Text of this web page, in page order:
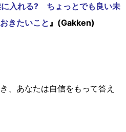
入れる? ちょっとでも良い未
きたいこと』(Gakken)
、あなたは自信をもって答え